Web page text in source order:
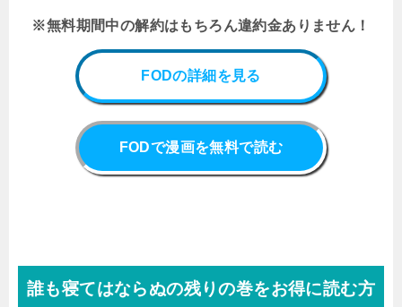
※無料期間中の解約はもちろん違約金ありません！
FODの詳細を見る
FODで漫画を無料で読む
誰も寝てはならぬの残りの巻をお得に読む方